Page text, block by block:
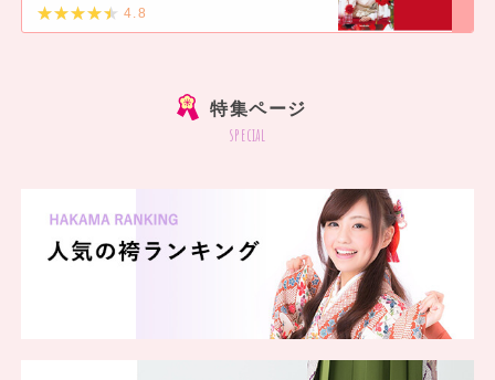
4.8
特集ページ
special